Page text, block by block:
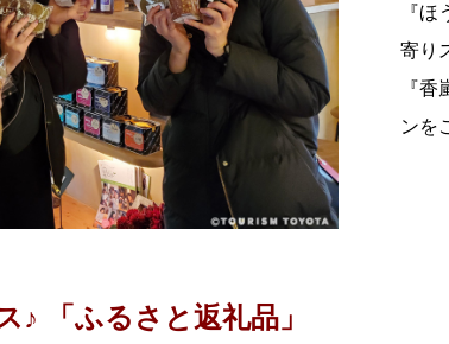
『
寄り
『
ンを
♪ 「ふるさと返礼品」